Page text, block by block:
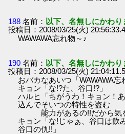
188 名前： 以下、名無しにかわり
投稿日：2008/03/25(火)
WAWAWA忘れ物～♪
190 名前： 以下、名無しにかわり
投稿日：2008/03/25(火)
おバカなあいつ「WAWAWA忘
キョン「な!?た、谷口!?」
ハルヒ「ちがうわ！キョン！
込んでそいつの特性を盗む
能力があるの!!だから気を
キョン「な!じゃぁ、谷口は飲
谷口の仇!!」